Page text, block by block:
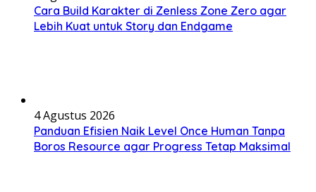
Cara Build Karakter di Zenless Zone Zero agar
Lebih Kuat untuk Story dan Endgame
4 Agustus 2026
Panduan Efisien Naik Level Once Human Tanpa
Boros Resource agar Progress Tetap Maksimal